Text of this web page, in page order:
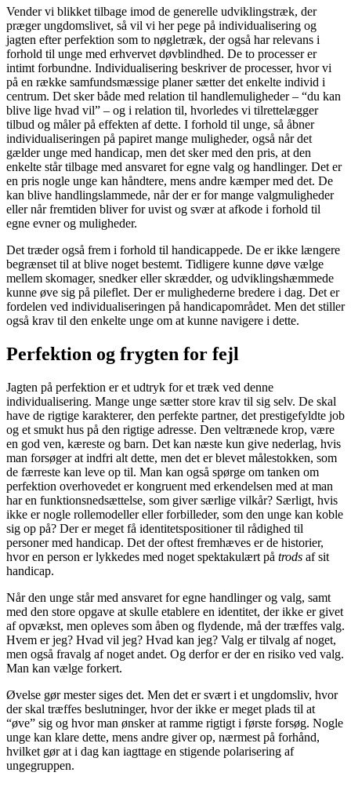
Vender vi blikket tilbage imod de generelle udviklingstræk, der
præger ungdomslivet, så vil vi her pege på individualisering og
jagten efter perfektion som to nøgletræk, der også har relevans i
forhold til unge med erhvervet døvblindhed. De to processer er
intimt forbundne. Individualisering beskriver de processer, hvor vi
på en række samfundsmæssige planer sætter det enkelte individ i
centrum. Det sker både med relation til handlemuligheder – “du kan
blive lige hvad vil” – og i relation til, hvorledes vi tilrettelægger
tilbud og måler på effekten af dette. I forhold til unge, så åbner
individualiseringen på papiret mange muligheder, også når det
gælder unge med handicap, men det sker med den pris, at den
enkelte står tilbage med ansvaret for egne valg og handlinger. Det er
en pris nogle unge kan håndtere, mens andre kæmper med det. De
kan blive handlingslammede, når der er for mange valgmuligheder
eller når fremtiden bliver for uvist og svær at afkode i forhold til
egne evner og muligheder.
Det træder også frem i forhold til handicappede. De er ikke længere
begrænset til at blive noget bestemt. Tidligere kunne døve vælge
mellem skomager, snedker eller skrædder, og udviklingshæmmede
kunne øve sig på pileflet. Der er mulighederne bredere i dag. Det er
fordelen ved individualiseringen på handicapområdet. Men det stiller
også krav til den enkelte unge om at kunne navigere i dette.
Perfektion og frygten for fejl
Jagten på perfektion er et udtryk for et træk ved denne
individualisering. Mange unge sætter store krav til sig selv. De skal
have de rigtige karakterer, den perfekte partner, det prestigefyldte job
og et smukt hus på den rigtige adresse. Den veltrænede krop, være
en god ven, kæreste og barn. Det kan næste kun give nederlag, hvis
man forsøger at indfri alt dette, men det er blevet målestokken, som
de færreste kan leve op til. Man kan også spørge om tanken om
perfektion overhovedet er kongruent med erkendelsen med at man
har en funktionsnedsættelse, som giver særlige vilkår? Særligt, hvis
ikke er nogle rollemodeller eller forbilleder, som den unge kan koble
sig op på? Der er meget få identitetspositioner til rådighed til
personer med handicap. Det der oftest fremhæves er de historier,
hvor en person er lykkedes med noget spektakulært på trods af sit
handicap.
Når den unge står med ansvaret for egne handlinger og valg, samt
med den store opgave at skulle etablere en identitet, der ikke er givet
af opvækst, men opleves som åben og flydende, må der træffes valg.
Hvem er jeg? Hvad vil jeg? Hvad kan jeg? Valg er tilvalg af noget,
men også fravalg af noget andet. Og derfor er der en risiko ved valg.
Man kan vælge forkert.
Øvelse gør mester siges det. Men det er svært i et ungdomsliv, hvor
der skal træffes beslutninger, hvor der ikke er meget plads til at
“øve” sig og hvor man ønsker at ramme rigtigt i første forsøg. Nogle
unge kan klare dette, mens andre giver op, nærmest på forhånd,
hvilket gør at i dag kan iagttage en stigende polarisering af
ungegruppen.